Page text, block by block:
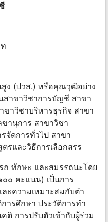
ง (ปวส.) หรือคุณวุฒิอย่าง
สาขาวิชาการบัญชี สาขา
ขาวิชาบริหารธุรกิจ สาขา
ขานุการ สาขาวิชา
จัดการทั่วไป สาขา
รและวิธีการเลือกสรร
ถ ทักษะ และสมรรถนะโดย
๐ คะแนน) เป็นการ
ะความเหมาะสมกับตํา
ารศึกษา ประวัติการทํา
การปรับตัวเข้ากับผู้ร่วม